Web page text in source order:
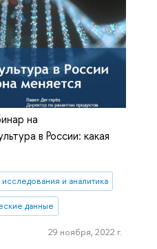
на
в России: какая
исследования и аналитика
данные
29 ноября, 2022 г.